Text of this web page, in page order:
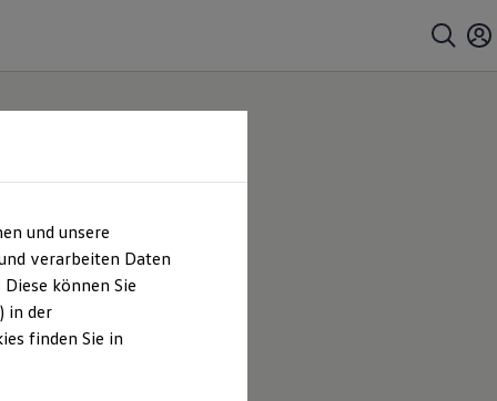
und unsere
verarbeiten Daten
können Sie
in der
finden Sie in